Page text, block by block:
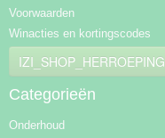
Voorwaarden
Winacties en kortingscodes
IZI_SHOP_HERROEPING
Categorieën
Onderhoud